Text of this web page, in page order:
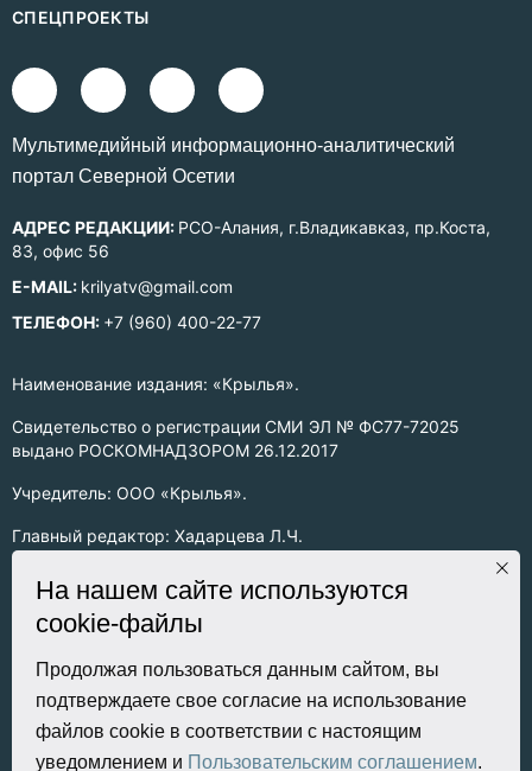
Наименование издания: «Крылья».
Свидетельство о регистрации СМИ ЭЛ № ФС77-72025
выдано РОСКОМНАДЗОРОМ 26.12.2017
Учредитель: ООО «Крылья».
Главный редактор: Хадарцева Л.Ч.
Информация на сайте предназначена для лиц старше 16 лет.
Все права на любые материалы, опубликованные на сайте,
защищены в соответствии с российским законодательством
об интеллектуальной собственности. Любое использование
текстовых, фото, аудио и видеоматериалов возможно только
с согласия правообладателя (ООО «Крылья») и при строгом
наличии ссылки на ресурс. Для сетевых ресурсов –
гиперссылка.
СПЕЦПРОЕКТЫ
Mультимедийный информационно-аналитический
портал Северной Осетии
АДРЕС РЕДАКЦИИ: РСО-Алания, г.Владикавказ, пр.Коста,
83, офис 56
E-MAIL: krilyatv@gmail.com
ТЕЛЕФОН: +7 (960) 400-22-77
На нашем сайте используются
cookie-файлы
Продолжая пользоваться данным сайтом, вы
подтверждаете свое согласие на использование
файлов cookie в соответствии с настоящим
уведомлением и Пользовательским соглашением.